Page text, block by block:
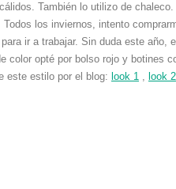
También lo utilizo de chaleco.
los inviernos, intento
ir a trabajar. Sin duda este año,
color opté por bolso rojo y botines
este estilo por el blog: look 1 , look 2